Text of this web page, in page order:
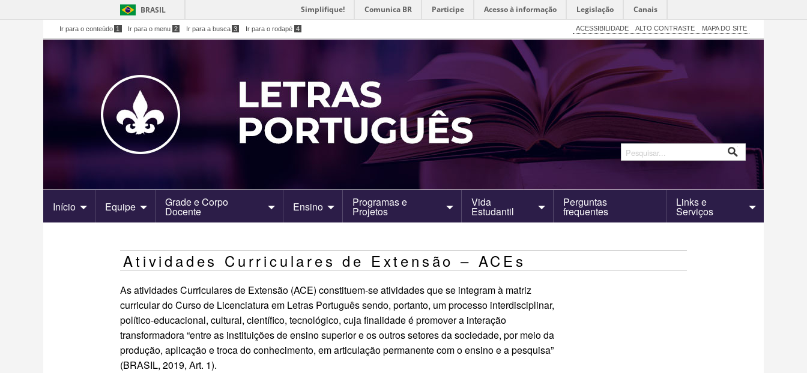
BRASIL Simplifique! Comunica BR Participe Acesso à informação Legislação Canais
Ir para o conteúdo 1 Ir para o menu 2 Ir para a busca 3 Ir para o rodapé 4 ACESSIBILIDADE ALTO CONTRASTE MAPA DO SITE
Início Equipe Grade e Corpo
Docente Ensino Programas e
Projetos
Vida
Estudantil
Perguntas
frequentes
Links e
Serviços
Atividades Curriculares de Extensão – ACEs
As atividades Curriculares de Extensão (ACE) constituem-se atividades que se integram à matriz
curricular do Curso de Licenciatura em Letras Português sendo, portanto, um processo interdisciplinar,
político-educacional, cultural, científico, tecnológico, cuja finalidade é promover a interação
transformadora “entre as instituições de ensino superior e os outros setores da sociedade, por meio da
produção, aplicação e troca do conhecimento, em articulação permanente com o ensino e a pesquisa”
(BRASIL, 2019, Art. 1).